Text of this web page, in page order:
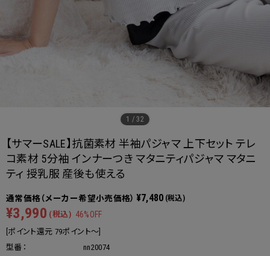
1 /32
【サマーSALE】抗菌素材 半袖パジャマ 上下セット テレ
コ素材 5分袖 インナーつき マタニティパジャマ マタニ
ティ 授乳服 産後も使える
¥7,480 (税込)
¥3,990 (税込) 46%OFF
[ポイント還元 79ポイント～]
型番：
nn20074